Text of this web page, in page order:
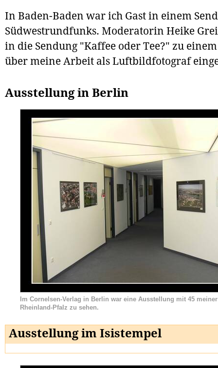
In Baden-Baden war ich Gast in einem
Südwestrundfunks. Moderatorin Heike
in die Sendung "Kaffee oder Tee?" zu
über meine Arbeit als Luftbildfotograf
Ausstellung in Berlin
Im Cornelsen-Verlag in Berlin war eine Ausstellung mit 45
Rheinland-Pfalz zu sehen.
Ausstellung im Isistempel